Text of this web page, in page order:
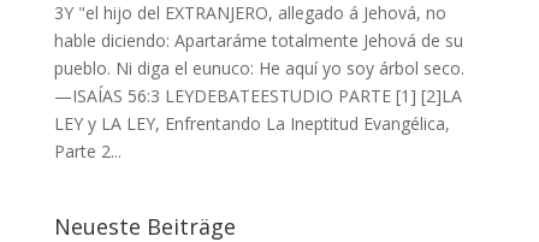
3Y "el hijo del EXTRANJERO, allegado á Jehová, no
hable diciendo: Apartaráme totalmente Jehová de su
pueblo. Ni diga el eunuco: He aquí yo soy árbol seco.
—ISAÍAS 56:3 LEYDEBATEESTUDIO PARTE [1] [2]LA
LEY y LA LEY, Enfrentando La Ineptitud Evangélica,
Parte 2...
Neueste Beiträge